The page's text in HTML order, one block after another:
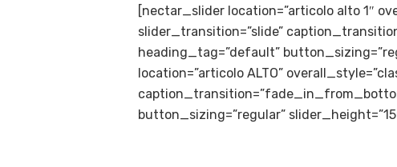
[nectar_slider location=”articolo alto 1″
slider_transition=”slide”
heading_tag=”default”
location=”articolo ALTO”
button_sizing=”regular”